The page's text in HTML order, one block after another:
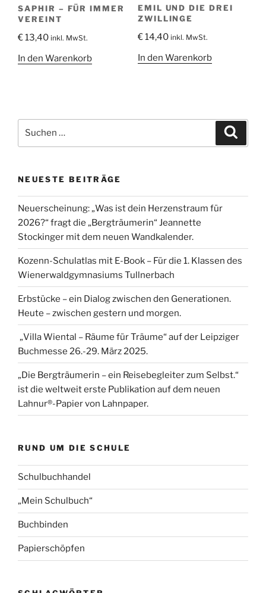
SAPHIR – FÜR IMMER
VEREINT
€13,40 inkl. MwSt.
In den Warenkorb
EMIL UND DIE DREI
ZWILLINGE
€14,40 inkl. MwSt.
In den Warenkorb
nach:
NEUESTE BEITRÄGE
Neuerscheinung: „Was ist dein Herzenstraum für
2026?“ fragt die „Bergträumerin“ Jeannette
Stockinger mit dem neuen Wandkalender.
Kozenn-Schulatlas mit E-Book – Für die 1. Klassen des
Wienerwaldgymnasiums Tullnerbach
Erbstücke – ein Dialog zwischen den Generationen.
Heute – zwischen gestern und morgen.
„Villa Wiental – Räume für Träume“ auf der Leipziger
Buchmesse 26.-29. März 2025.
„Die Bergträumerin – ein Reisebegleiter zum Selbst.“
ist die weltweit erste Publikation auf dem neuen
Lahnur®-Papier von Lahnpaper.
RUND UM DIE SCHULE
Schulbuchhandel
„Mein Schulbuch“
Buchbinden
Papierschöpfen